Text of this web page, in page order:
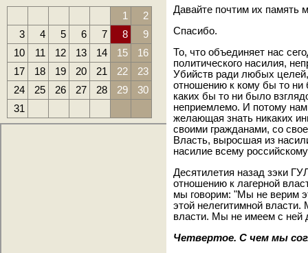
1
2
3
4 5 6 7 8
9
10
11 12 13 14 15
16
17
18 19 20 21 22
23
24
25 26 27 28 29
30
31
Давайте почтим их память
Спасибо.
То, что объединяет нас
политического насилия,
Убийств ради любых
отношению к кому бы то ни
каких бы то ни было
неприемлемо. И потому
желающая знать никаких
своими гражданами, со
Власть, выросшая из
насилие всему
Десятилетия назад зэки
отношению к лагерной
мы говорим: "Мы не верим
этой нелегитимной власти.
власти. Мы не имеем с ней
Четвертое. С чем мы